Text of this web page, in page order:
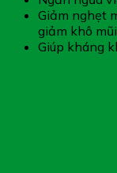
Giảm nghẹt
giảm khô
Giúp kháng